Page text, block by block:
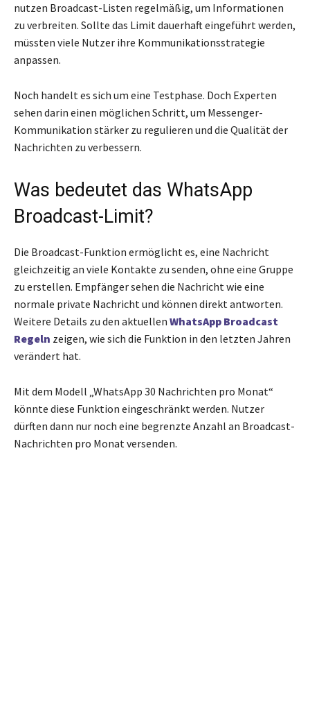
nutzen Broadcast-Listen regelmäßig, um Informationen
zu verbreiten. Sollte das Limit dauerhaft eingeführt werden,
müssten viele Nutzer ihre Kommunikationsstrategie
anpassen.
Noch handelt es sich um eine Testphase. Doch Experten
sehen darin einen möglichen Schritt, um Messenger-
Kommunikation stärker zu regulieren und die Qualität der
Nachrichten zu verbessern.
Was bedeutet das WhatsApp
Broadcast-Limit?
Die Broadcast-Funktion ermöglicht es, eine Nachricht
gleichzeitig an viele Kontakte zu senden, ohne eine Gruppe
zu erstellen. Empfänger sehen die Nachricht wie eine
normale private Nachricht und können direkt antworten.
Weitere Details zu den aktuellen WhatsApp Broadcast
Regeln zeigen, wie sich die Funktion in den letzten Jahren
verändert hat.
Mit dem Modell „WhatsApp 30 Nachrichten pro Monat“
könnte diese Funktion eingeschränkt werden. Nutzer
dürften dann nur noch eine begrenzte Anzahl an Broadcast-
Nachrichten pro Monat versenden.